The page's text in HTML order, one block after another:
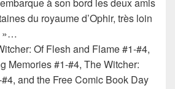
du royaume d’Ophir, très loin
»…
Of Flesh and Flame #1-#4,
Memories #1-#4, The Witcher:
and the Free Comic Book Day